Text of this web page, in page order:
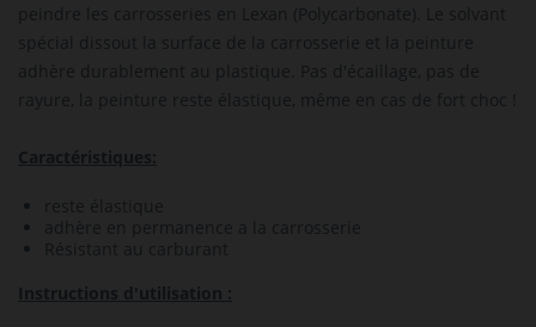
peindre les carrosseries en Lexan (Polycarbonate).
Le solvant
spécial dissout la surface de la carrosserie et la peinture
adhère durablement au plastique. Pas d'écaillage, pas de
rayure, la peinture reste élastique, même en cas de fort choc !
Caractéristiques:
reste élastique
adhère en permanence a la carrosserie
Résistant au carburant
Instructions d'utilisation :